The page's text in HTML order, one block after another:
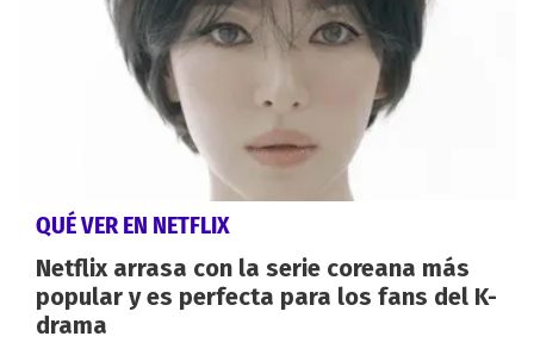
QUÉ VER EN NETFLIX
Netflix arrasa con la serie coreana más
popular y es perfecta para los fans del K-
drama